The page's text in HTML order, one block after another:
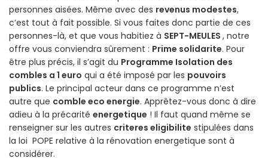
personnes aisées. Même avec des revenus modestes,
c’est tout à fait possible. Si vous faites donc partie de ces
personnes-là, et que vous habitiez à SEPT-MEULES , notre
offre vous conviendra sûrement : Prime solidarite. Pour
être plus précis, il s’agit du Programme Isolation des
combles a 1 euro qui a été imposé par les pouvoirs
publics. Le principal acteur dans ce programme n’est
autre que comble eco energie. Apprêtez-vous donc à dire
adieu à la précarité energetique ! Il faut quand même se
renseigner sur les autres criteres eligibilite stipulées dans
la loi POPE relative à la rénovation energetique sont à
considérer.